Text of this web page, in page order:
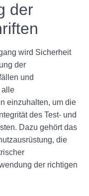
der
wird Sicherheit
der
und
alle
einzuhalten, um die
des Test- und
Dazu gehört das
die
der richtigen